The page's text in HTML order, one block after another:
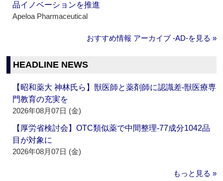
品イノベーションを推進
Apeloa Pharmaceutical
おすすめ情報 アーカイブ ‐AD‐を見る »
HEADLINE NEWS
【昭和薬大 神林氏ら】獣医師と薬剤師に認識差‐獣医療専
門教育の充実を
2026年08月07日 (金)
【厚労省検討会】OTC類似薬で中間整理‐77成分1042品
目が対象に
2026年08月07日 (金)
もっと見る »